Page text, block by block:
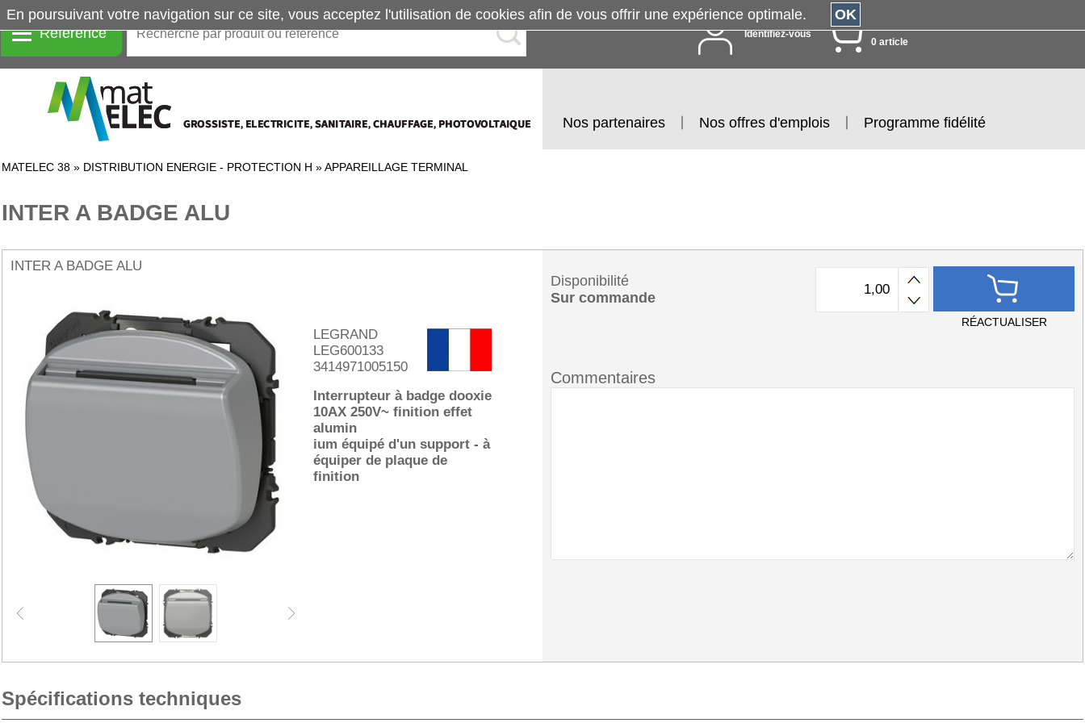
Référence Identifiez-vous
0 article
Nos partenaires Nos offres d'emplois Programme fidélité
MATELEC 38 » DISTRIBUTION ENERGIE - PROTECTION H »APPAREILLAGE TERMINAL
INTER A BADGE ALU
INTER A BADGE ALU
LEGRAND
LEG600133
3414971005150
Interrupteur à badge dooxie
10AX 250V~ finition effet
alumin
ium équipé d'un support - à
équiper de plaque de
finition
Disponibilité
Sur commande
RÉACTUALISER
Commentaires
Spécifications techniques
En poursuivant votre navigation sur ce site, vous acceptez l'utilisation de cookies afin de vous offrir une expérience optimale. OK